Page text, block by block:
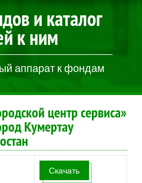
и каталог
к ним
аппарат к фондам
центр сервиса»
Кумертау
Скачать